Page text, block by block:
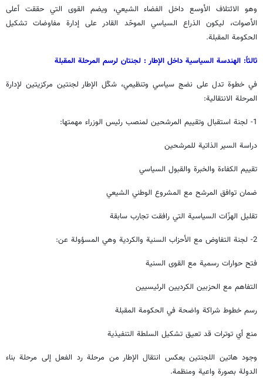
وهو الائتلاف الأوسع داخل الفضاء الشيعي، ويضم القوى التي حققت أعلى
الأصوات، ليكون الذراع السياسي الموحّد القادر على إدارة مفاوضات تشكيل
الحكومة المقبلة.
ثالثاً: الهندسة السياسية داخل الإطار : لجنتان لرسم المرحلة المقبلة
في خطوة تدل على نضج سياسي وتنظيمي، شكّل الإطار لجنتين مركزيتين لإدارة
المرحلة الانتقالية:
1- لجنة استقبال وتقييم المرشحين لمنصب رئيس الوزراء مهمتها:
دراسة السير الذاتية للمرشحين
تقييم الكفاءة والخبرة والقبول السياسي
ضمان توافق المرشح مع المشروع الوطني الشيعي
تقليل الهزّات السياسية التي رافقت تجارب سابقة
2- لجنة التفاوض مع الأحزاب السنية والكردية وهي المسؤولة عن:
فتح حوارات رسمية مع القوى السنية
التفاهم مع الحزبين الكرديين الرئيسيين
رسم خطوط شراكة واضحة في الحكومة المقبلة
منع أي توترات قد تعيق تشكيل السلطة التنفيذية
وجود هاتين اللجنتين يعكس انتقال الإطار من مرحلة رد الفعل إلى مرحلة بناء
الدولة بصورة واعية ومنظمة.